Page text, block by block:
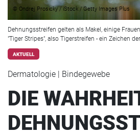
© Ondrej Prosicky / iStock / Getty Images Plus
Dehnungsstreifen gelten als Makel, einige
"Tiger Stripes", also Tigerstreifen - ein Zeichen
AKTUELL
Dermatologie | Bindegewebe
DIE